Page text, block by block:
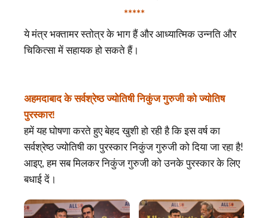
*****
ये मंत्र भक्तामर स्तोत्र के भाग हैं और आध्यात्मिक उन्नति और
चिकित्सा में सहायक हो सकते हैं।
अहमदाबाद के सर्वश्रेष्ठ ज्योतिषी निकुंज गुरुजी को ज्योतिष
पुरस्कार!
हमें यह घोषणा करते हुए बेहद खुशी हो रही है कि इस वर्ष का
सर्वश्रेष्ठ ज्योतिषी का पुरस्कार निकुंज गुरुजी को दिया जा रहा है!
आइए, हम सब मिलकर निकुंज गुरुजी को उनके पुरस्कार के लिए
बधाई दें।